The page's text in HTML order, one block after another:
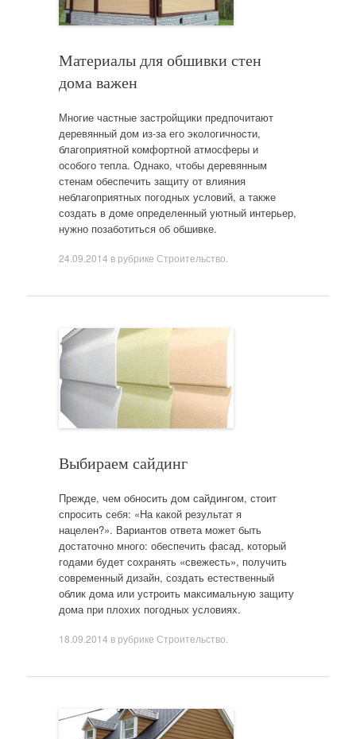
Материалы для обшивки стен
дома важен
Многие частные застройщики предпочитают
деревянный дом из-за его экологичности,
благоприятной комфортной атмосферы и
особого тепла. Однако, чтобы деревянным
стенам обеспечить защиту от влияния
неблагоприятных погодных условий, а также
создать в доме определенный уютный интерьер,
нужно позаботиться об обшивке.
24.09.2014 в рубрике Строительство
Выбираем сайдинг
Прежде, чем обносить дом сайдингом, стоит
спросить себя: «На какой результат я
нацелен?». Вариантов ответа может быть
достаточно много: обеспечить фасад, который
годами будет сохранять «свежесть», получить
современный дизайн, создать естественный
облик дома или устроить максимальную защиту
дома при плохих погодных условиях.
18.09.2014 в рубрике Строительство